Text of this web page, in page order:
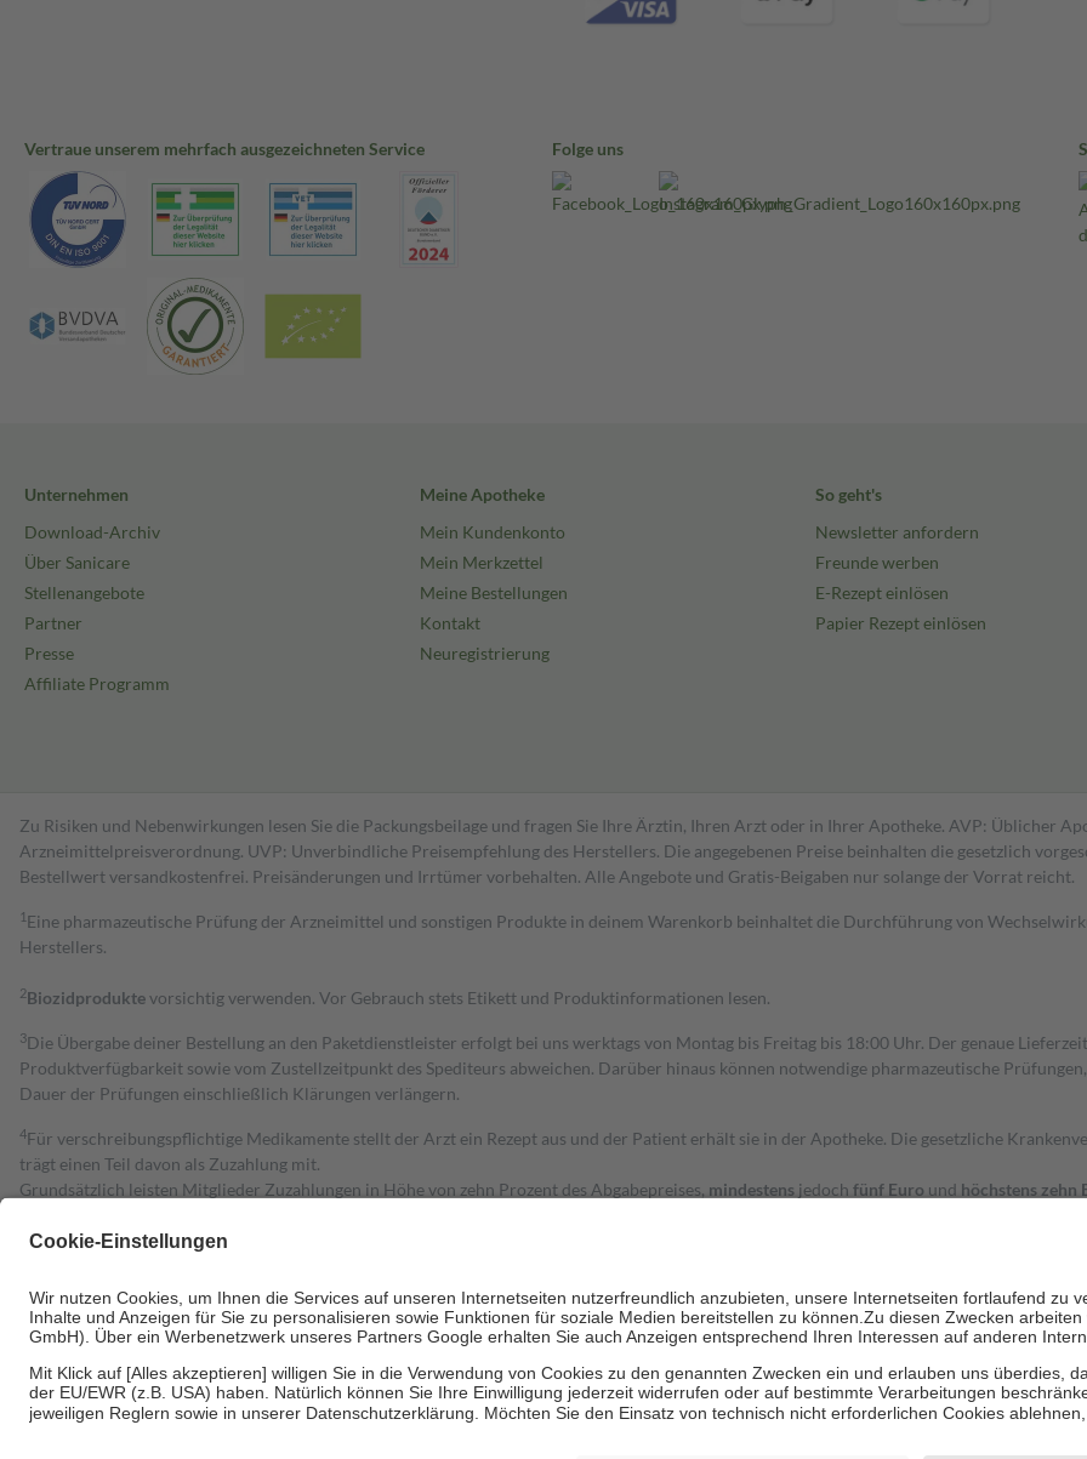
Vertraue unserem mehrfach ausgezeichneten Service Folge uns
Unternehmen
Download-Archiv
Über Sanicare
Stellenangebote
Partner
Presse
Affiliate Programm
Meine Apotheke
Mein Kundenkonto
Mein Merkzettel
Meine Bestellungen
Kontakt
Neuregistrierung
So geht's
Newsletter anfordern
Freunde werben
E-Rezept einlösen
Papier Rezept einlösen
Zu Risiken und Nebenwirkungen lesen Sie die Packungsbeilage und fragen Sie Ihre Ärztin, Ihren Arzt oder in Ihrer Apotheke. AVP: Üblicher
Arzneimittelpreisverordnung. UVP: Unverbindliche Preisempfehlung des Herstellers. Die angegebenen Preise beinhalten die gesetzlich
Bestell­wert versand­kosten­frei. Preisänderungen und Irrtümer vorbehalten. Alle Angebote und Gratis-Beigaben nur solange der Vorrat reicht.
1 Eine pharmazeutische Prüfung der Arzneimittel und sonstigen Produkte in deinem Warenkorb beinhaltet die Durchführung von
Herstellers.
2Biozidproduktevorsichtig verwenden. Vor Gebrauch stets Etikett und Produktinformationen lesen.
3Die Übergabe deiner Bestellung an den Paketdienstleister erfolgt bei uns werktags von Montag bis Freitag bis 18:00 Uhr. Der genaue
Produktverfügbarkeit sowie vom Zustellzeitpunkt des Spediteurs abweichen. Darüber hinaus können notwendige pharmazeutische
Dauer der Prüfungen einschließlich Klärungen verlängern.
4Für verschreibungspflichtige Medikamente stellt der Arzt ein Rezept aus und der Patient erhält sie in der Apotheke. Die gesetzliche
trägt einen Teil davon als Zuzahlung mit.
Grundsätzlich leisten Mitglieder Zuzahlungen in Höhe von zehn Prozent des Abgabepreises, mindestens jedoch fünf Euro und höchstens zehn
Diese Regeln gelten grundsätzlich auch für Online-Apotheken.
Um das Engagement der Versicherten für ihre eigene Gesundheit zu stärken und die besondere Stellung der Familie zu unterstützen, fallen
• Kindern und Jugendlichen bis zum vollendeten 18. Lebensjahr mit Ausnahme der Fahrkosten
• Untersuchungen zur Vorsorge und Früherkennung, die von der GKV getragen werden
• empfohlenen Schutzimpfungen
• Harn- und Blutteststreifen